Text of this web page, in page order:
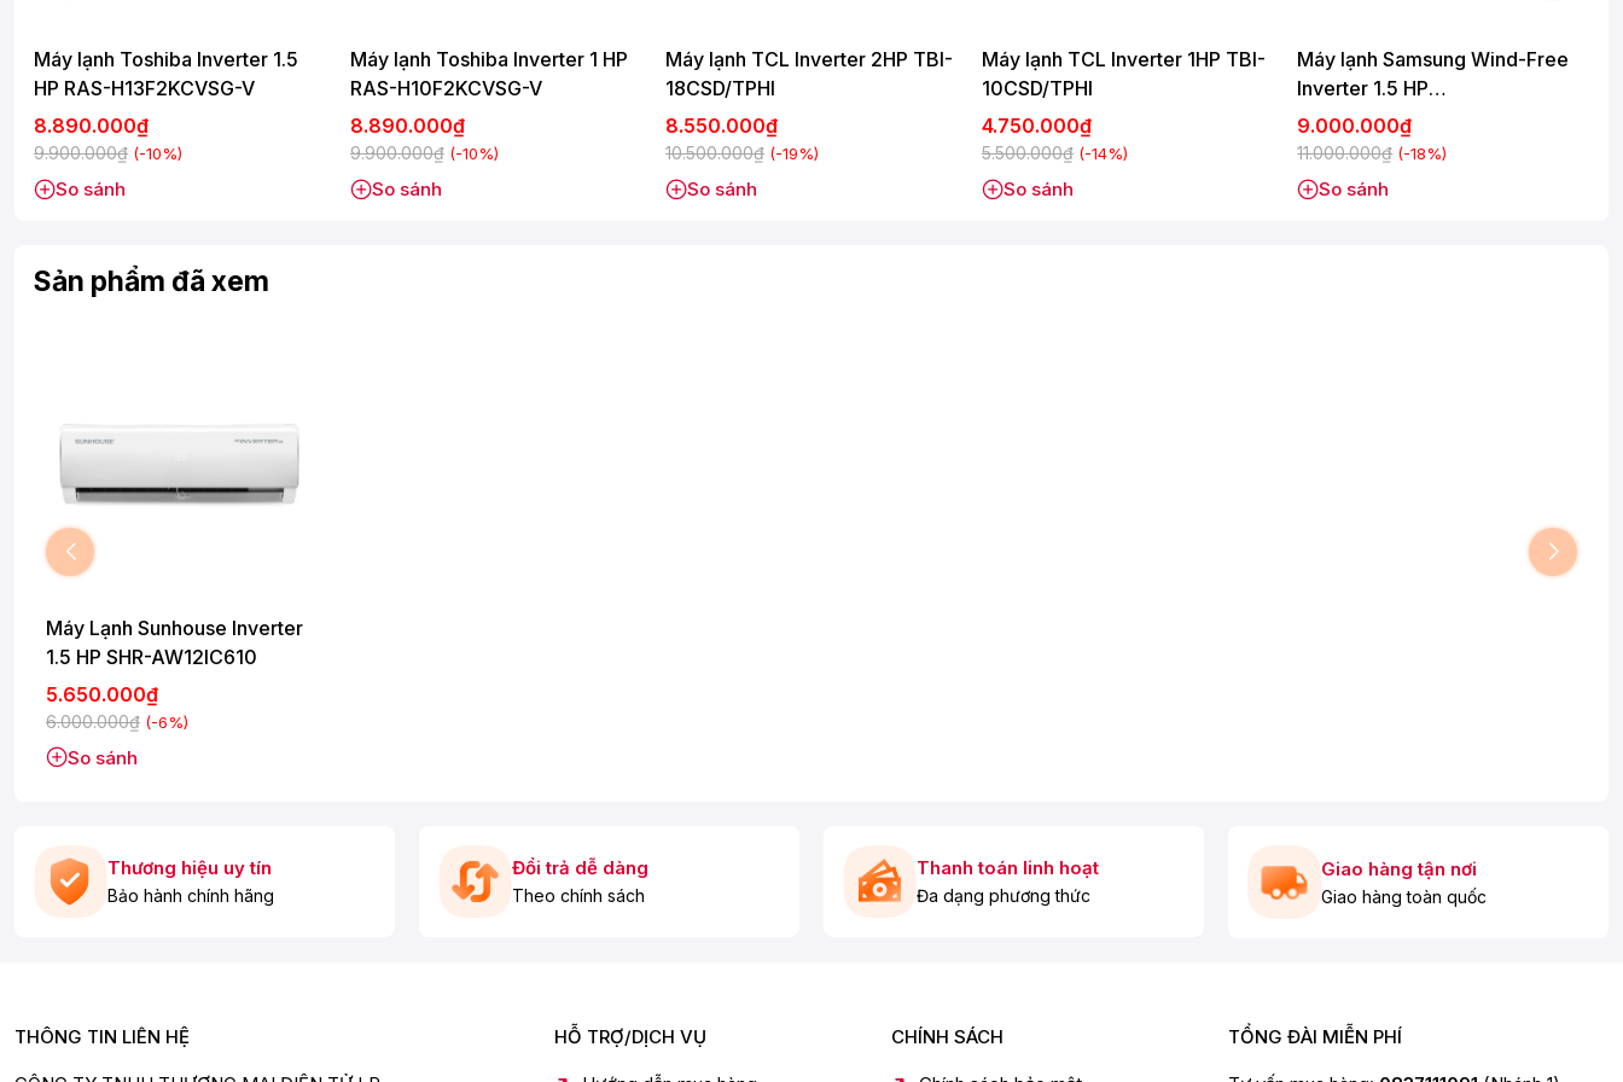
Kích thước máy Dàn nóng 800x333x554 mm
Khối lượng tịnh Dàn nóng 28.3 kg
Ống lỏng φ6 mm
Máy lạnh Toshiba Inverter 1.5
HP RAS-H13F2KCVSG-V
8.890.000₫
9.900.000₫ (-10%)
So sánh
Máy lạnh Toshiba Inverter 1 HP
RAS-H10F2KCVSG-V
8.890.000₫
9.900.000₫ (-10%)
So sánh
Máy lạnh TCL Inverter 2HP TBI-
18CSD/TPHI
8.550.000₫
10.500.000₫ (-19%)
So sánh
Máy lạnh TCL Inverter 1HP TBI-
10CSD/TPHI
4.750.000₫
5.500.000₫ (-14%)
So sánh
Máy lạnh Samsung Wind-Free
Inverter 1.5 HP
AR70H13D1BWNSV
9.000.000₫
11.000.000₫ (-18%)
So sánh
Sản phẩm đã xem
Máy Lạnh Sunhouse Inverter
1.5 HP SHR-AW12IC610
5.650.000₫
6.000.000₫ (-6%)
So sánh
Thương hiệu uy tín
Bảo hành chính hãng
Đổi trả dễ dàng
Theo chính sách
Thanh toán linh hoạt
Đa dạng phương thức
Giao hàng tận nơi
Giao hàng toàn quốc
THÔNG TIN LIÊN HỆ HỖ TRỢ/DỊCH VỤ CHÍNH SÁCH TỔNG ĐÀI MIỄN PHÍ